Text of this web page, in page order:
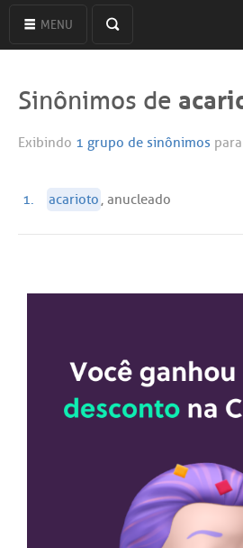
MENU
Sinônimos de
Exibindo 1 grupo de sinônimos
1. acarioto, anucleado